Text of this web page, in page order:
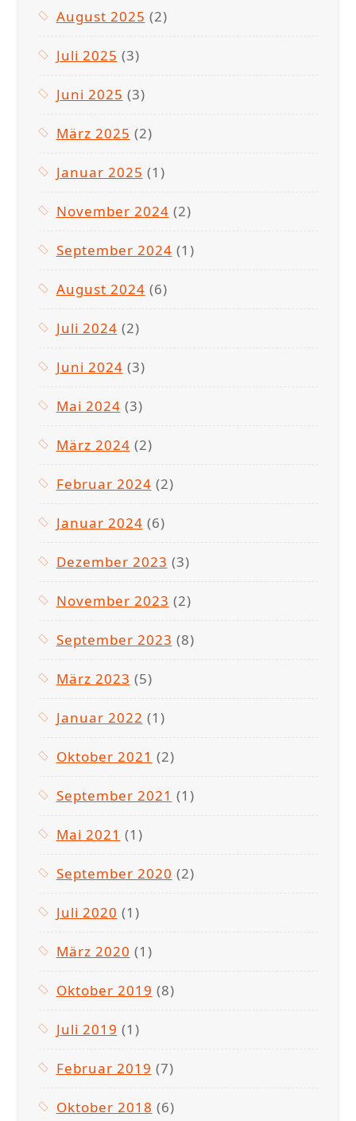
August 2025 (2)
Juli 2025 (3)
Juni 2025 (3)
März 2025 (2)
Januar 2025 (1)
November 2024 (2)
September 2024 (1)
August 2024 (6)
Juli 2024 (2)
Juni 2024 (3)
Mai 2024 (3)
März 2024 (2)
Februar 2024 (2)
Januar 2024 (6)
Dezember 2023 (3)
November 2023 (2)
September 2023 (8)
März 2023 (5)
Januar 2022 (1)
Oktober 2021 (2)
September 2021 (1)
Mai 2021 (1)
September 2020 (2)
Juli 2020 (1)
März 2020 (1)
Oktober 2019 (8)
Juli 2019 (1)
Februar 2019 (7)
Oktober 2018 (6)